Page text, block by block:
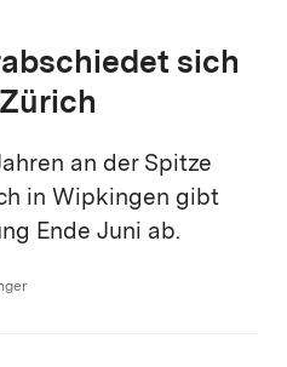
sich
an der Spitze
in Wipkingen gibt
Ende Juni ab.